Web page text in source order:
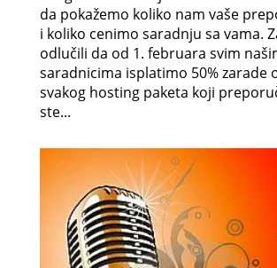
da pokažemo koliko nam vaše
i koliko cenimo saradnju sa vama.
odlučili da od 1. februara svim
saradnicima isplatimo 50% zarade
svakog hosting paketa koji
ste...